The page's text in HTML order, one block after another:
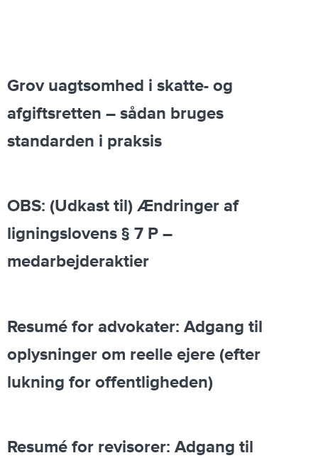
Grov uagtsomhed i skatte- og
afgiftsretten – sådan bruges
standarden i praksis
OBS: (Udkast til) Ændringer af
ligningslovens § 7 P –
medarbejderaktier
Resumé for advokater: Adgang til
oplysninger om reelle ejere (efter
lukning for offentligheden)
Resumé for revisorer: Adgang til